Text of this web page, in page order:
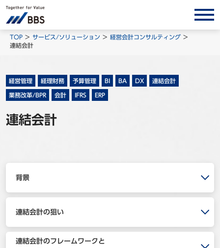
サービス/ソリューション
BPO
BBS Group News
事例
TOP サービス/ソリューション
経営会計コンサルティング
連結会計
経営管理 経理財務 予算管理 BI BA DX 連結会計
業務改革/BPR 会計 IFRS ERP
連結会計
背景
連結会計の狙い
連結会計のフレームワークと